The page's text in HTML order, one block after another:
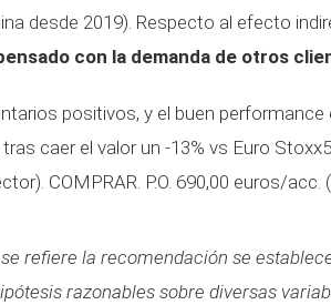
desde 2019). Respecto al efecto
con la demanda de otros
positivos, y el buen
caer el valor un -13% vs Euro
COMPRAR. P.O. 690,00 euros/acc.
refiere la recomendación se
razonables sobre diversas